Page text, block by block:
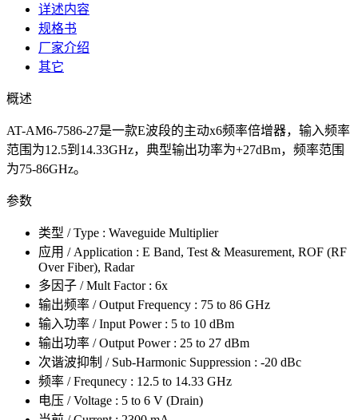
详述内容
规格书
厂家介绍
其它
概述
AT-AM6-7586-27是一款E波段的主动x6频率倍增器，输入频率
范围为12.5到14.33GHz，典型输出功率为+27dBm，频率范围
为75-86GHz。
参数
类型 / Type : Waveguide Multiplier
应用 / Application : E Band, Test & Measurement, ROF (RF
Over Fiber), Radar
多因子 / Mult Factor : 6x
输出频率 / Output Frequency : 75 to 86 GHz
输入功率 / Input Power : 5 to 10 dBm
输出功率 / Output Power : 25 to 27 dBm
次谐波抑制 / Sub-Harmonic Suppression : -20 dBc
频率 / Frequnecy : 12.5 to 14.33 GHz
电压 / Voltage : 5 to 6 V (Drain)